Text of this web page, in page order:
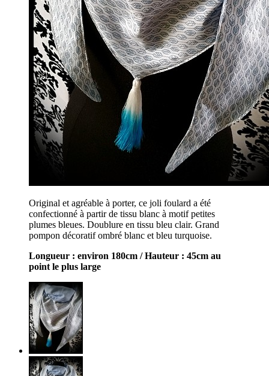
Original et agréable à porter, ce joli foulard a été
confectionné à partir de tissu blanc à motif petites
plumes bleues. Doublure en tissu bleu clair. Grand
pompon décoratif ombré blanc et bleu turquoise.
Longueur : environ 180cm / Hauteur : 45cm au
point le plus large